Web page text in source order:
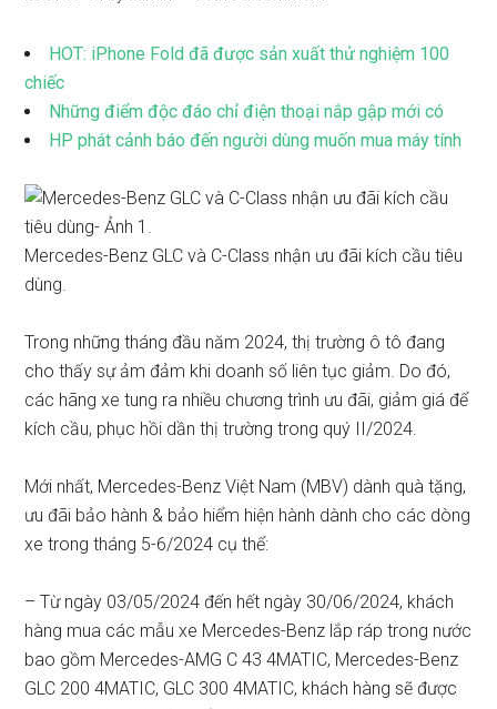
HOT: iPhone Fold đã được sản xuất thử nghiệm 100
chiếc
Những điểm độc đáo chỉ điện thoại nắp gập mới có
HP phát cảnh báo đến người dùng muốn mua máy tính
Mercedes-Benz GLC và C-Class nhận ưu đãi kích cầu tiêu
dùng.
Trong những tháng đầu năm 2024, thị trường ô tô đang
cho thấy sự ảm đảm khi doanh số liên tục giảm. Do đó,
các hãng xe tung ra nhiều chương trình ưu đãi, giảm giá để
kích cầu, phục hồi dần thị trường trong quý II/2024.
Mới nhất, Mercedes-Benz Việt Nam (MBV) dành quà tặng,
ưu đãi bảo hành & bảo hiểm hiện hành dành cho các dòng
xe trong tháng 5-6/2024 cụ thể:
– Từ ngày 03/05/2024 đến hết ngày 30/06/2024, khách
hàng mua các mẫu xe Mercedes-Benz lắp ráp trong nước
bao gồm Mercedes-AMG C 43 4MATIC, Mercedes-Benz
GLC 200 4MATIC, GLC 300 4MATIC, khách hàng sẽ được